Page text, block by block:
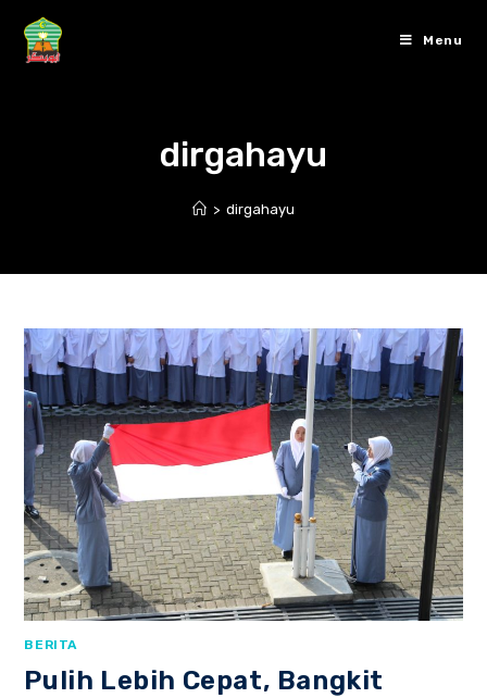
content
Menu
dirgahayu
> dirgahayu
BERITA
Pulih Lebih Cepat, Bangkit